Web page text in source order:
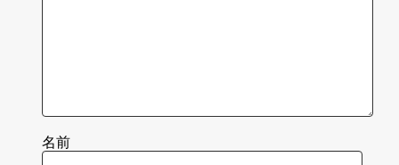
名前